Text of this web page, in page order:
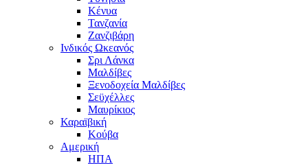
Κένυα
Τανζανία
Ζανζιβάρη
Ινδικός Ωκεανός
Σρι Λάνκα
Μαλδίβες
Ξενοδοχεία Μαλδίβες
Σεϋχέλλες
Μαυρίκιος
Καραϊβική
Κούβα
Αμερική
ΗΠΑ